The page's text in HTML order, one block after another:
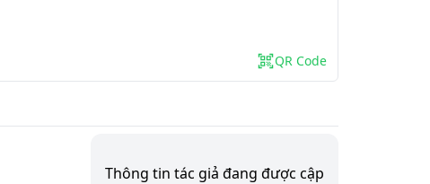
QR Code
Thông tin tác giả đang được cập